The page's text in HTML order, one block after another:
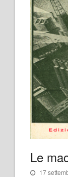
Le
17